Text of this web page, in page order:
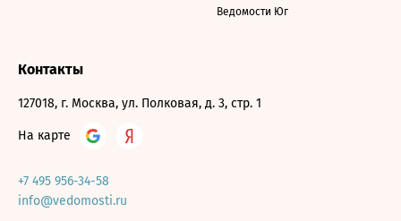
Ведомости Юг
Контакты
127018, г. Москва, ул. Полковая, д. 3, стр. 1
На карте
+7 495 956-34-58
info@vedomosti.ru